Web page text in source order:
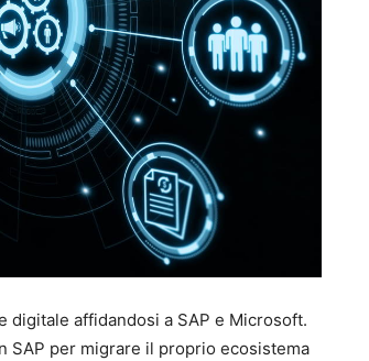
digitale affidandosi a SAP e Microsoft.
SAP per migrare il proprio ecosistema